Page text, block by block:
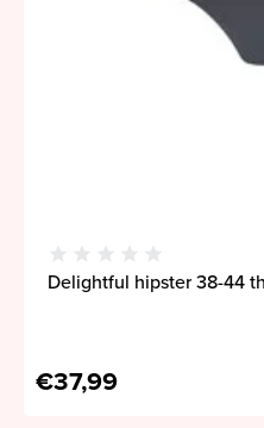
Delightful hipster 38-44
€37,99